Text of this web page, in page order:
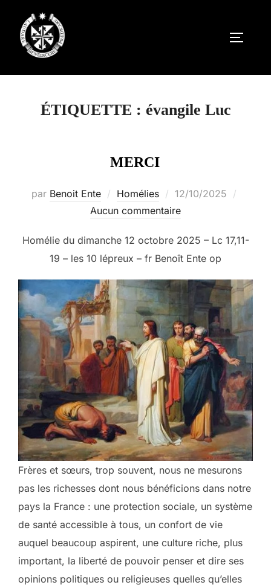
contenu
ÉTIQUETTE : évangile Luc
MERCI
par Benoit Ente Homélies
Publié
le
12/10/2025
Aucun commentaire
Homélie du dimanche 12 octobre 2025 – Lc 17,11-
19 – les 10 lépreux – fr Benoît Ente op
Frères et sœurs, trop souvent, nous ne mesurons
pas les richesses dont nous bénéficions dans notre
pays la France : une protection sociale, un système
de santé accessible à tous, un confort de vie
auquel beaucoup aspirent, une culture riche, plus
important, la liberté de pouvoir penser et dire ses
opinions politiques ou religieuses quelles qu’elles